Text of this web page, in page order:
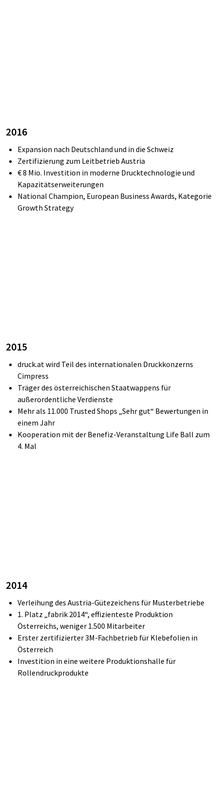
2016
Expansion nach Deutschland und in die Schweiz
Zertifizierung zum Leitbetrieb Austria
€ 8 Mio. Investition in moderne Drucktechnologie und
Kapazitätserweiterungen
National Champion, European Business Awards, Kategorie
Growth Strategy
2015
druck.atwird Teil des internationalen Druckkonzerns
Cimpress
Träger des österreichischen Staatwappens für
außerordentliche Verdienste
Mehr als 11.000 Trusted Shops „Sehr gut“ Bewertungen in
einem Jahr
Kooperation mit der Benefiz-Veranstaltung Life Ball zum
4. Mal
2014
Verleihung des Austria-Gütezeichens für Musterbetriebe
1. Platz „fabrik 2014“, effizienteste Produktion
Österreichs, weniger 1.500 Mitarbeiter
Erster zertifizierter 3M-Fachbetrieb für Klebefolien in
Österreich
Investition in eine weitere Produktionshalle für
Rollendruckprodukte